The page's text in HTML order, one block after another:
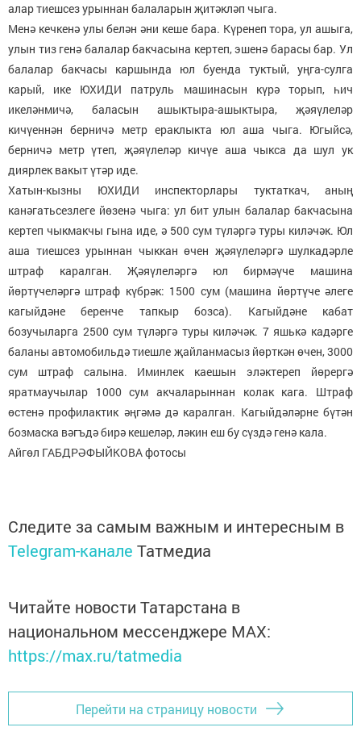
алар тиешсез урыннан балаларын җитәкләп чыга.
Менә кечкенә улы белән әни кеше бара. Күренеп тора, ул ашыга,
улын тиз генә балалар бакчасына кертеп, эшенә барасы бар. Ул
балалар бакчасы каршында юл буенда туктый, уңга-сулга
карый, ике ЮХИДИ патруль машинасын күрә торып, һич
икеләнмичә, баласын ашыктыра-ашыктыра, җәяүлеләр
кичүеннән берничә метр ераклыкта юл аша чыга. Югыйсә,
берничә метр үтеп, җәяүлеләр кичүе аша чыкса да шул ук
диярлек вакыт үтәр иде.
Хатын-кызны ЮХИДИ инспекторлары туктаткач, аның
канәгатьсезлеге йөзенә чыга: ул бит улын балалар бакчасына
кертеп чыкмакчы гына иде, ә 500 сум түләргә туры киләчәк. Юл
аша тиешсез урыннан чыккан өчен җәяүлеләргә шулкадәрле
штраф каралган. Җәяүлеләргә юл бирмәүче машина
йөртүчеләргә штраф күбрәк: 1500 сум (машина йөртүче әлеге
кагыйдәне беренче тапкыр бозса). Кагыйдәне кабат
бозучыларга 2500 сум түләргә туры киләчәк. 7 яшькә кадәрге
баланы автомобильдә тиешле җайланмасыз йөрткән өчен, 3000
сум штраф салына. Иминлек каешын эләктереп йөрергә
яратмаучылар 1000 сум акчаларыннан колак кага. Штраф
өстенә профилактик әңгәмә дә каралган. Кагыйдәләрне бүтән
бозмаска вәгъдә бирә кешеләр, ләкин еш бу сүздә генә кала.
Айгөл ГАБДРӘФЫЙКОВА фотосы
Следите за самым важным и интересным в
Telegram-канале Татмедиа
Читайте новости Татарстана в
национальном мессенджере MАХ:
https://max.ru/tatmedia
Перейти на страницу новости